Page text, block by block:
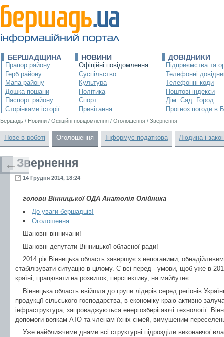
БЕРШАДЩИНА
Прапор району
Герб району
Мапа району
Дошка пошани
Паспорт району
Сторінками історії
НОВИНИ
Офіційні повідомлення
Суспільство
Культура
Політика
Спорт
Привітання
ДОВІДНИКИ
Підприємства та
Телефонні
Телефонні коди
Поштові індекси
Дім. Сад. Город.
Прогноз погоди в
Бершадь / Новини / Офіційні повідомлення / Оголошення / Звернення
Нове в роботі Оголошення Інформує податкова Людина і
Звернення
14 Грудня 2014, 18:24
голови Вінницької ОДА Анатолія Олійника
До уваги бершадців!
Оголошення
Шановні вінничани!
Шановні депутати Вінницької обласної ради!
2014 рік Вінницька область завершує з непоганими,
стабілізувати ситуацію в цілому. Є всі перед - умови, щоб уже в
країні, працювати на розвиток, перспективу, на майбутнє.
Вінницька область ввійшла до групи лідерів серед регіонів
продукції сільського господарства, в економіку краю активно
інфраструктура, запроваджуються енергозберігаючі технології.
допомоги воякам АТО та членам їхніх сімей, вимушеним
Уже найближчими днями всі структурні підрозділи виконавчої
←